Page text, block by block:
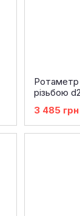
Ротаметр
різьбою
3 485 грн